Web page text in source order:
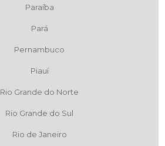
Paraíba
Pará
Pernambuco
Piauí
Rio Grande do Norte
Rio Grande do Sul
Rio de Janeiro